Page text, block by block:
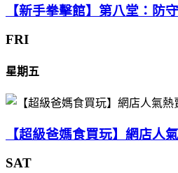
【新手拳擊館】第八堂：防
FRI
星期五
【超級爸媽食買玩】網店人
SAT